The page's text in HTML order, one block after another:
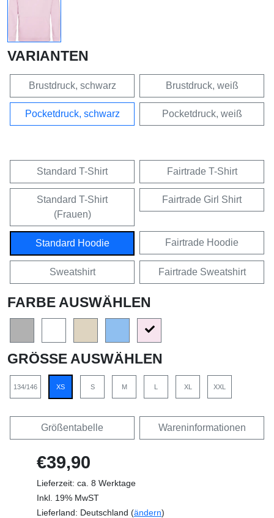
VARIANTEN
Brustdruck, schwarz Brustdruck, weiß
Pocketdruck, schwarz Pocketdruck, weiß
Standard T-Shirt Fairtrade T-Shirt
Standard T-Shirt
(Frauen)
Fairtrade Girl Shirt
Standard Hoodie Fairtrade Hoodie
Sweatshirt Fairtrade Sweatshirt
FARBE AUSWÄHLEN
GRÖSSE AUSWÄHLEN
134/146 XS S M L XL XXL
Größentabelle Wareninformationen
€39,90
Lieferzeit: ca. 8 Werktage
Inkl. 19% MwST
Lieferland: Deutschland (ändern)